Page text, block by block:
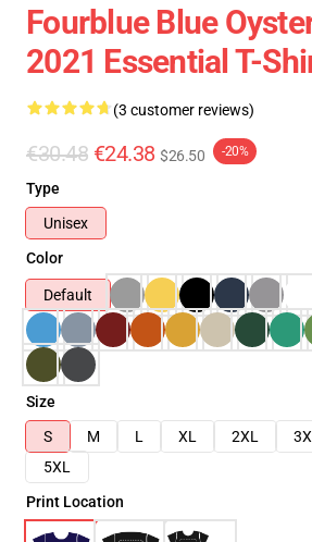
Fourblue Blue
2021 Essential T-
(3 customer reviews)
€30.48 €24.38 $26.50 -20%
Type
Unisex
Color
Default
Size
S
M L XL 2XL
5XL
Print Location